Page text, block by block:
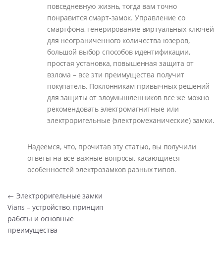
повседневную жизнь, тогда вам точно
понравится смарт-замок. Управление со
смартфона, генерирование виртуальных ключей
для неограниченного количества юзеров,
большой выбор способов идентификации,
простая установка, повышенная защита от
взлома – все эти преимущества получит
покупатель. Поклонникам привычных решений
для защиты от злоумышленников все же можно
рекомендовать электромагнитные или
электроригельные (электромеханические) замки.
Надеемся, что, прочитав эту статью, вы получили
ответы на все важные вопросы, касающиеся
особенностей электрозамков разных типов.
Навигация по записям
← Электроригельные замки
Vians – устройство, принцип
работы и основные
преимущества